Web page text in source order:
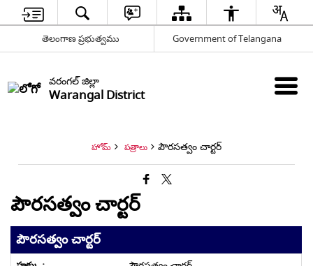
తెలంగాణ ప్రభుత్వము Government of Telangana
వరంగల్ జిల్లా
Warangal District
హోమ్ పత్రాలు పౌరసత్వం చార్టర్
పౌరసత్వం చార్టర్
పౌరసత్వం చార్టర్